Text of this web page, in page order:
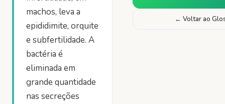
machos, leva a
epididimite, orquite
e subfertilidade. A
bactéria é
eliminada em
grande quantidade
nas secreções
← Voltar ao